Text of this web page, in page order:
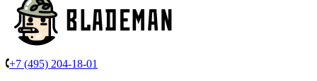
+7 (495) 204-18-01